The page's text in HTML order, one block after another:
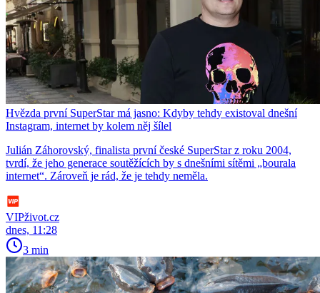
Hvězda první SuperStar má jasno: Kdyby tehdy existoval dnešní
Instagram, internet by kolem něj šílel
Julián Záhorovský, finalista první české SuperStar z roku 2004,
tvrdí, že jeho generace soutěžících by s dnešními sítěmi „bourala
internet“. Zároveň je rád, že je tehdy neměla.
VIPživot.cz
dnes, 11:28
3 min